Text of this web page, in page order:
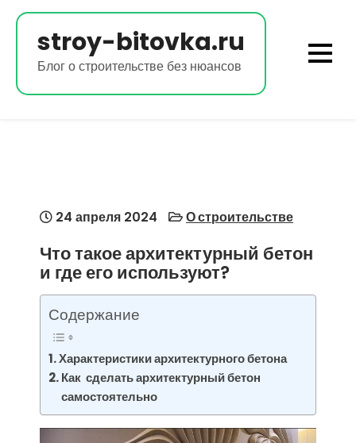
Перейти
содержимому
stroy-bitovka.ru
Блог о строительстве без нюансов
24 апреля 2024 О строительстве
Что такое архитектурный бетон
и где его используют?
Содержание
Характеристики архитектурного бетона
Как сделать архитектурный бетон
самостоятельно